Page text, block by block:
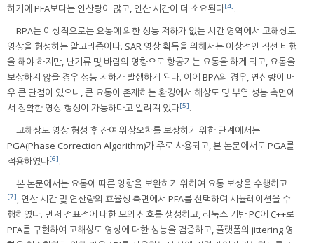
하기에 PFA보다는 연산량이 많고, 연산 시간이 더 소요된다[4].
BPA는 이상적으로는 요동에 의한 성능 저하가 없는 시간 영역에서 고해상도
영상을 형성하는 알고리즘이다. SAR 영상 획득을 위해서는 이상적인 직선 비행
을 해야 하지만, 난기류 및 바람의 영향으로 항공기는 요동을 하게 되고, 요동을
보상하지 않을 경우 성능 저하가 발생하게 된다. 이에 BPA의 경우, 연산량이 매
우 큰 단점이 있으나, 큰 요동이 존재하는 환경에서 해상도 및 부엽 성능 측면에
서 정확한 영상 형성이 가능하다고 알려져 있다[5].
고해상도 영상 형성 후 잔여 위상오차를 보상하기 위한 단계에서는
PGA(Phase Correction Algorithm)가 주로 사용되고, 본 논문에서도 PGA를
적용하였다[6].
본 논문에서는 요동에 따른 영향을 보완하기 위하여 요동 보상을 수행하고
[7], 연산 시간 및 연산량의 효율성 측면에서 PFA를 선택하여 시뮬레이션을 수
행하였다. 먼저 점표적에 대한 모의 신호를 생성하고, 리눅스 기반 PC에 C++로
PFA를 구현하여 고해상도 영상에 대한 성능을 검증하고, 플랫폼의 jittering 영